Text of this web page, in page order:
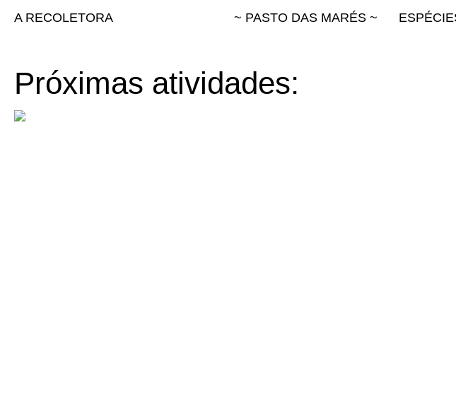
A RECOLETORA ~ PASTO DAS MARÉS ~
Próximas atividades: